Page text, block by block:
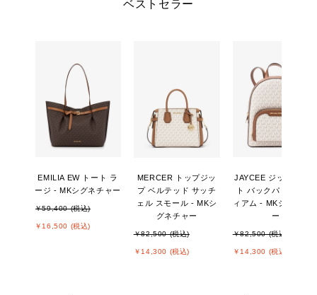
ベストセラー
EMILIA EW トート ラ
ージ - MKシグネチャー
￥59,400 (税込)
￥16,500 (税込)
MERCER トップジッ
プ ベルテッド サッチ
ェル スモール - MKシ
グネチャー
￥82,500 (税込)
￥14,300 (税込)
JAYCEE ジップポケッ
ト バックパック ミデ
ィアム - MKシグネチ
ー
￥82,500 (税込)
￥14,300 (税込)